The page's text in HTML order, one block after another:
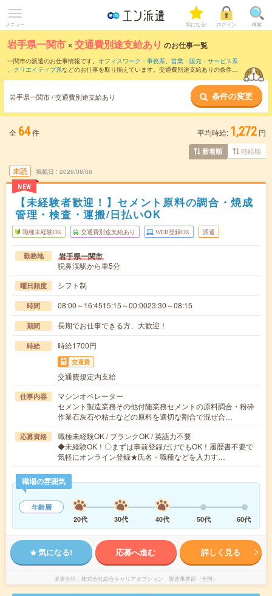
メニュー 気になる! ログイン 検索
岩手県一関市 ×交通費別途支給あり のお仕事一覧
一関市の派遣のお仕事情報です。 オフィスワーク・事務系、 営業・販売・サービス系
、 クリエイティブ系などのお仕事を取り揃えています。交通費別途支給ありの条件の
岩手県一関市 / 交通費別途支給あり 条件の変更
全 64件 平均時給: 1,272 円
新着順 時給順
未読
NEW
掲載日 2026/08/06
【未経験者歓迎！】セメント原料の調合・焼成
管理・検査・運搬/日払いOK
職種未経験OK 交通費別途支給あり WEB登録OK 派遣
勤務地 岩手県一関市
猊鼻渓駅から車5分
曜日頻度 シフト制
時間 08:00～16:4515:15～00:0023:30～08:15
期間 長期でお仕事できる方、大歓迎！
時給 時給1700円
交通費
交通費規定内支給
仕事内容
マシンオペレーター
セメント製造業務その他付随業務セメントの原料調合・粉砕
作業石灰石や粘土などの原料を適切な割合で混ぜ合…
応募資格
職種未経験OK / ブランクOK / 英語力不要
◆未経験OK！〇まずは事前登録だけでもOK！履歴書不要で
気軽にオンライン登録★氏名・職種などを入力す…
職場の雰囲気
年齢層
20代
30代 40代 50代 60代
気になる! 応募へ進む 詳しく見る
派遣会社 株式会社綜合キャリアオプション 製造事業部（全国）